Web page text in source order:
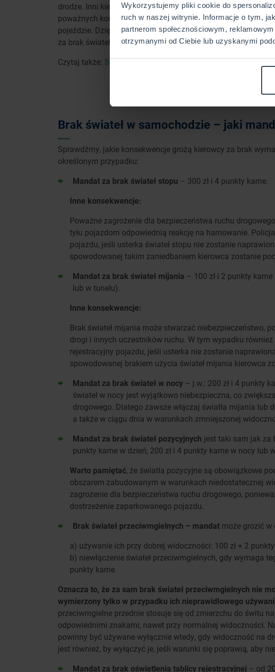
Wykorzystujemy pliki cookie do
ruch w naszej witrynie. Informacje o tym,
partnerom społecznościowym,
otrzymanymi od Ciebie lub uzyskanymi
drodze. Inni kierowcy nie uzyskują wówczas informacji o
poważnych konsekwencji. Dlatego tak ważne jest regularne
pojeździe. Dzięki temu unikniemy nie tylko wypadku, ale
za brak świateł i zatrzymania dowodu rejestracyjnego.
Czytaj także: Bezpieczeństwo rowerzystów i pieszych po
SPRAWDŹ CENĘ OC/
Brak świateł w samochodzie – jaki
Sprawdźmy, jakie konsekwencje grożą kierowcy za brak
określonym przypadku:
Mandat za brak świateł stopu – 300 zł i 4 punkty karne.
Inne konsekwencje:
Poważne zagrożenie dla bezpieczeństwa ruchu
tyłu pojazdom odpowiednią reakcję na hamowanie.
pojazdu, jeśli usterka świateł stopu nie zostanie
spowodowanej takim zaniedbaniem kierowca zostanie
Mandat za brak świateł mijania – 100 zł i 2 punkty
lub w tunelu).
Inne konsekwencje:
Brak świateł mijania może stwarzać niebezpieczeństwo,
drogi i innych uczestników ruchu. W tym wypadku
rejestracyjny pojazdu, jeśli usterka nie zostanie
spowodowanej brakiem użycia świateł mijania kierowca
Mandat za brak świateł w nocy – j.w.: 200 zł i 4 punkty
świateł w nocy jest wyjątkowo niebezpieczna, co
drogowego. Dlatego zawsze włączaj światła mijania lub
a także w ciągu dnia w warunkach zmniejszonej
Mandat za brak świateł pozycyjnych jest taki sam jak za
punkty karne w dzień; 200 zł i 4 punkty karne w nocy lub
Warto pamiętać, że światła pozycyjne są obowiązkowe
obszarem zabudowanym w warunkach niedostatecznej
zagrożenie dla bezpieczeństwa ruchu drogowego,
dostrzeżenie zaparkowanego pojazdu.
Brak świateł przeciwmgielnych – mandat może grozić
a) używanie ich przy dobrej widoczności: 100 zł + 2
b) niewłączenie świateł przeciwmgielnych, gdy wymaga
punkty karne.
Oznacza to, że za sam brak świateł przeciwmgielnych nie
wymierzony tylko w przypadku ich nieprawidłowego
przeciwmgielne przednie stosuje się od zmierzchu do świtu
odpowiednimi znakami, nawet przy normalnej widoczności.
powinny być używane wyłącznie wtedy, gdy widoczność na
jest również, by wyłączyć je, jeśli warunki się poprawią, aby
Mandat za brak oświetlenia tablicy rejestracyjnej – od